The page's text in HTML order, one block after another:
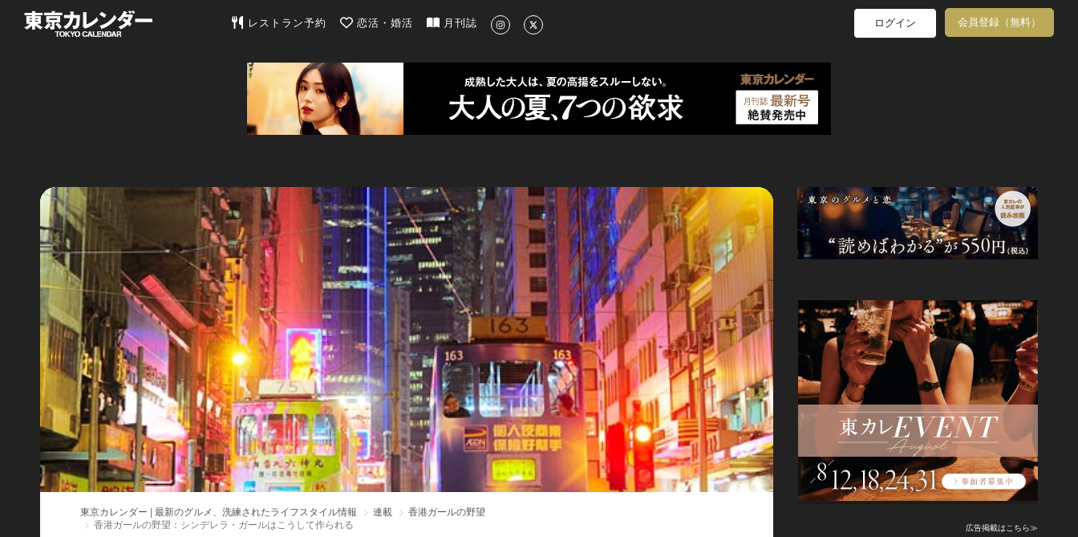
東京カレンダー | 最新のグルメ、洗練されたライフスタイル情報
レストラン予約 恋活・婚活 月刊誌 ログイン 会員登録（無料）
東京カレンダー | 最新のグルメ、洗練されたライフスタイル情報 連載
香港ガールの野望
香港ガールの野望：シンデレラ・ガールはこうして作られる
広告掲載はこちら≫